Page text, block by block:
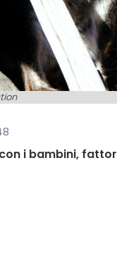
i bambini,